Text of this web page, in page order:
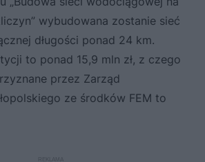
wybudowana zostanie sieć
długości ponad 24 km.
to ponad 15,9 mln zł, z czego
przez Zarząd
ze środków FEM to